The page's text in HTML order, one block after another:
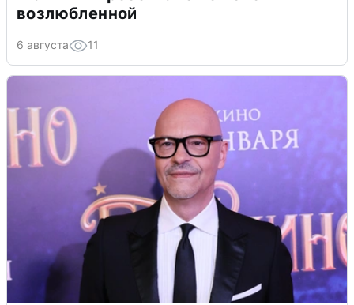
возлюбленной
6 августа 11